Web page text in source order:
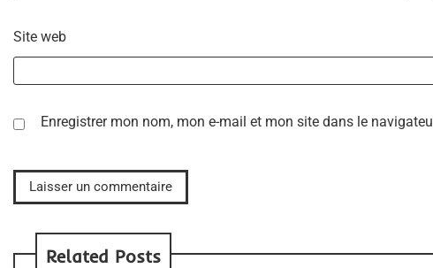
Site web
Enregistrer mon nom, mon e-mail et mon site dans le
Related Posts